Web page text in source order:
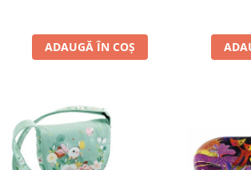
ADAUGĂ ÎN COȘ